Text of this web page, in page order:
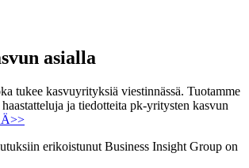
asialla
tukee kasvuyrityksiä viestinnässä. Tuotamme
ja tiedotteita pk-yritysten kasvun
erikoistunut Business Insight Group on